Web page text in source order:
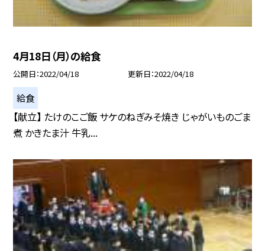
4月18日（月）の給食
公開日 2022/04/18 更新日 2022/04/18
給食
【献立】 たけのこご飯 サケのねぎみそ焼き じゃがいものごま
煮 かきたま汁 牛乳...